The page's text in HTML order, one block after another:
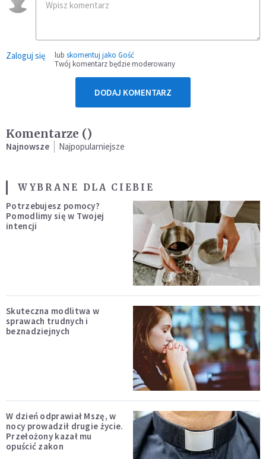
Zaloguj się lub skomentuj jako Gość
Twój komentarz będzie moderowany
DODAJ KOMENTARZ
Komentarze ()
Najnowsze Najpopularniejsze
WYBRANE DLA CIEBIE
Potrzebujesz pomocy?
Pomodlimy się w Twojej
intencji
Skuteczna modlitwa w
sprawach trudnych i
beznadziejnych
W dzień odprawiał Mszę, w
nocy prowadził drugie życie.
Przełożony kazał mu
opuścić zakon